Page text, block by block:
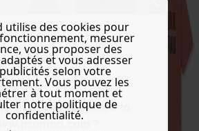
want to be redirected to
?
utilise des cookies pour
mesurer
vous proposer des
et vous adresser
selon votre
Vous pouvez les
à tout moment et
notre politique de
confidentialité.